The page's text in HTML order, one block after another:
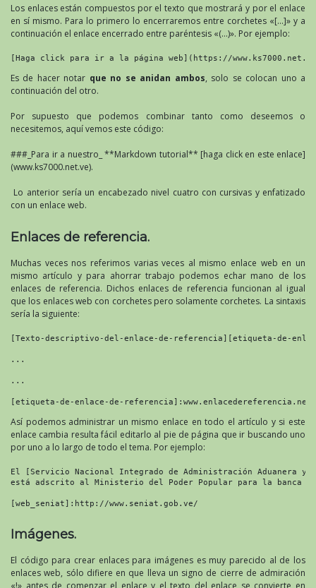
Los enlaces están compuestos por el texto que mostrará y por el enlace
en sí mismo. Para lo primero lo encerraremos entre corchetes «[…]» y a
continuación el enlace encerrado entre paréntesis «(…)». Por ejemplo:
[Haga click para ir a la página web](https://
Es de hacer notar que no se anidan ambos, solo se colocan uno a
continuación del otro.
Por supuesto que podemos combinar tanto como deseemos o
necesitemos, aquí vemos este código:
###_Para ir a nuestro_ **Markdown tutorial** [haga click en este enlace]
(www.ks7000.net.ve).
Lo anterior sería un encabezado nivel cuatro con cursivas y enfatizado
con un enlace web.
Enlaces de referencia.
Muchas veces nos referimos varias veces al mismo enlace web en un
mismo artículo y para ahorrar trabajo podemos echar mano de los
enlaces de referencia. Dichos enlaces de referencia funcionan al igual
que los enlaces web con corchetes pero solamente corchetes. La sintaxis
sería la siguiente:
[Texto-descriptivo-del-enlace-de-referencia][etiqueta-de-
...
...
[etiqueta-de-enlace-de-
Así podemos administrar un mismo enlace en todo el artículo y si este
enlace cambia resulta fácil editarlo al pie de página que ir buscando uno
por uno a lo largo de todo el tema. Por ejemplo:
El [Servicio Nacional Integrado de Administración Aduanera y
está adscrito al Ministerio del Poder Popular para la banca y
[web_seniat]:http://www.seniat.gob.ve/
Imágenes.
El código para crear enlaces para imágenes es muy parecido al de los
enlaces web, sólo difiere en que lleva un signo de cierre de admiración
«!» antes de comenzar el enlace y el texto del enlace se convierte en